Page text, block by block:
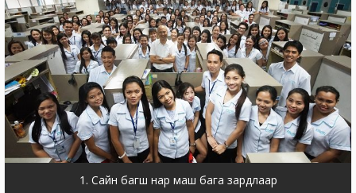
1. Сайн багш нар маш бага зардлаар